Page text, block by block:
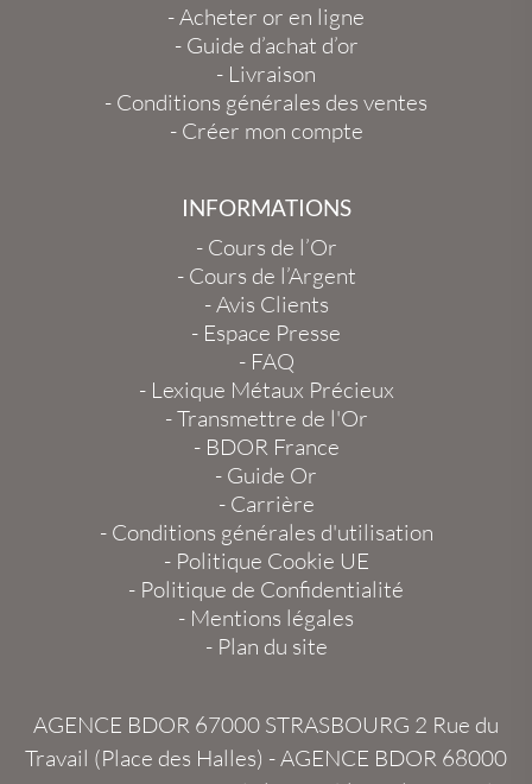
-Acheter or en ligne
- Guide d’achat d’or
- Livraison
- Conditions générales des ventes
- Créer mon compte
INFORMATIONS
- Cours de l’Or
- Cours de l’Argent
-Avis Clients
- Espace Presse
- FAQ
- Lexique Métaux Précieux
-Transmettre de l'Or
- BDOR France
- Guide Or
- Carrière
- Conditions générales d'utilisation
- Politique Cookie UE
- Politique de Confidentialité
- Mentions légales
- Plan du site
AGENCE BDOR 67000 STRASBOURG 2 Rue du
Travail (Place des Halles) -AGENCE BDOR 68000